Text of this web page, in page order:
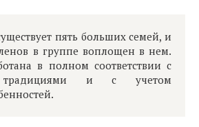
пять больших семей, и
в группе воплощен в нем.
в полном соответствии с
традициями и с учетом